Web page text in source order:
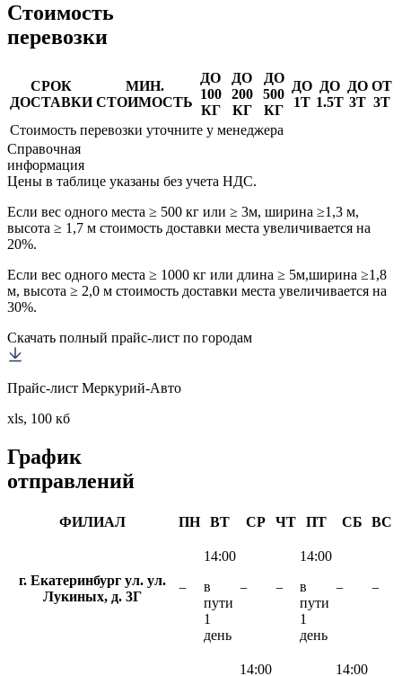
Стоимость
перевозки
СРОК
ДОСТАВКИ
МИН.
СТОИМОСТЬ
ДО
100
КГ
ДО
200
КГ
ДО
500
КГ
ДО
1Т
ДО
1.5Т
ДО
3Т
ОТ
3Т
Стоимость перевозки уточните у менеджера
Справочная
информация
Цены в таблице указаны без учета НДС.
Если вес одного места ≥ 500 кг или ≥ 3м, ширина ≥1,3 м,
высота ≥ 1,7 м стоимость доставки места увеличивается на
20%.
Если вес одного места ≥ 1000 кг или длина ≥ 5м,ширина ≥1,8
м, высота ≥ 2,0 м стоимость доставки места увеличивается на
30%.
Скачать полный прайс-лист по городам
Прайс-лист Меркурий-Авто
xls, 100 кб
График
отправлений
ФИЛИАЛ ПН ВТ СР ЧТ ПТ СБ ВС
г. Екатеринбург ул. ул.
Лукиных, д. 3Г
−
14:00
в
пути
1
день
− −
14:00
в
пути
1
день
− −
14:00
14:00